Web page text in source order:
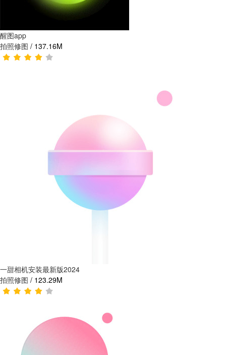
醒图app
拍照修图 / 137.16M
一甜相机安装最新版2024
拍照修图 / 123.29M